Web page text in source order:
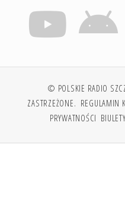
© POLSKIE RADIO
ZASTRZEŻONE. REGULAMIN
PRYWATNOŚCI